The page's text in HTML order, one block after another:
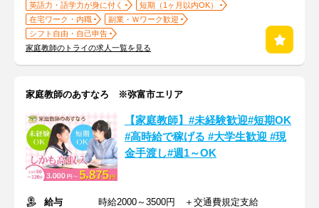
英語力・語学力が身に付く
短期（1ヶ月以内OK）
在宅ワーク・内職
副業・Ｗワーク歓迎
シフト自由・自己申告
家庭教師のトライの求人一覧を見る
家庭教師のあすなろ ※弥富市エリア
【家庭教師】#未経験歓迎#短期OK
#高時給で稼げる #大学生歓迎 #現
金手渡し#週1～OK
給与
時給2000～3500円 ＋交通費規定支給